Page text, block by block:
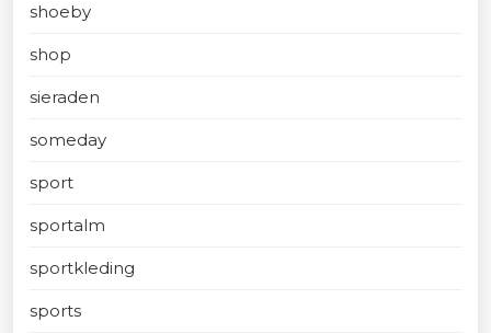
shoeby
shop
sieraden
someday
sport
sportalm
sportkleding
sports